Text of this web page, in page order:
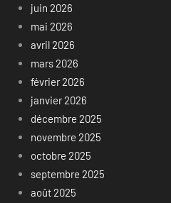
juin 2026
mai 2026
avril 2026
mars 2026
février 2026
janvier 2026
décembre 2025
novembre 2025
octobre 2025
septembre 2025
août 2025